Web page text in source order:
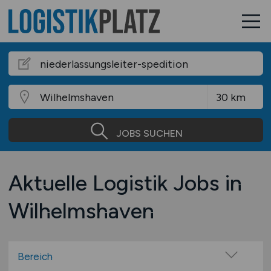
JOBS SUCHEN
Aktuelle Logistik Jobs in
Wilhelmshaven
Bereich